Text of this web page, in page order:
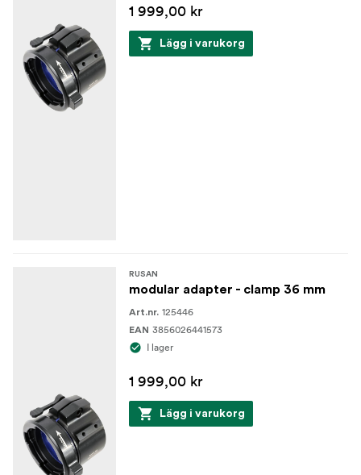
1 999,00 kr
Lägg i varukorg
RUSAN
modular adapter - clamp 36 mm
Art.nr. 125446
EAN 3856026441573
I lager
1 999,00 kr
Lägg i varukorg